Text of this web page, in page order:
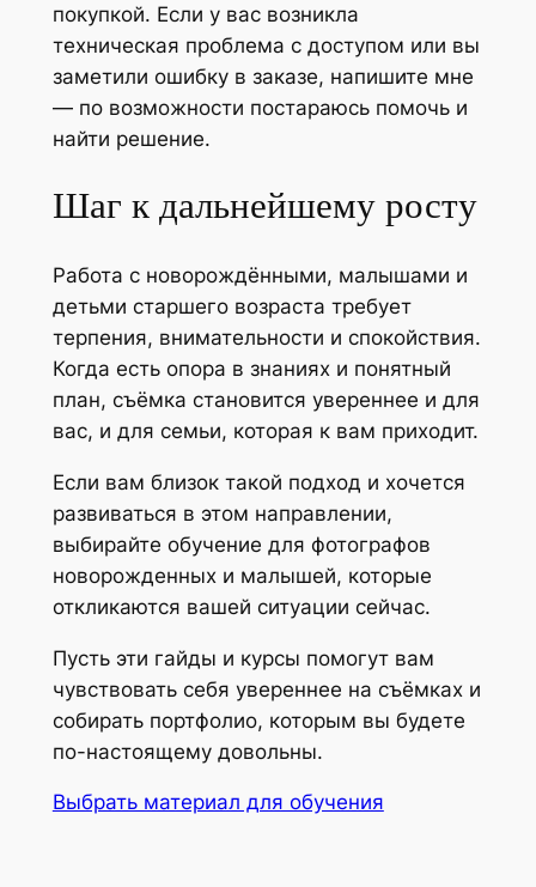
покупкой. Если у вас возникла
техническая проблема с доступом или вы
заметили ошибку в заказе, напишите мне
— по возможности постараюсь помочь и
найти решение.
Шаг к дальнейшему росту
Работа с новорождёнными, малышами и
детьми старшего возраста требует
терпения, внимательности и спокойствия.
Когда есть опора в знаниях и понятный
план, съёмка становится увереннее и для
вас, и для семьи, которая к вам приходит.
Если вам близок такой подход и хочется
развиваться в этом направлении,
выбирайте обучение для фотографов
новорожденных и малышей, которые
откликаются вашей ситуации сейчас.
Пусть эти гайды и курсы помогут вам
чувствовать себя увереннее на съёмках и
собирать портфолио, которым вы будете
по-настоящему довольны.
Выбрать материал для обучения